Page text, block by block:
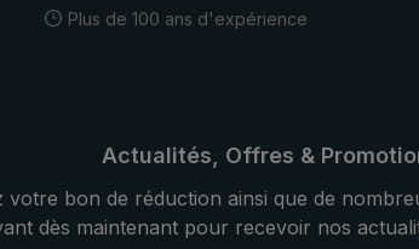
rayée avec une
stabilité particulière.
est
légère et sa forme à
Plus de 100 ans d'expérience
Actualités, Offres &
votre bon de réduction ainsi que de
dès maintenant pour recevoir nos